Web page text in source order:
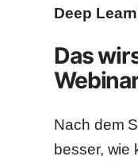
Deep
Das
Nach dem
besser, wie